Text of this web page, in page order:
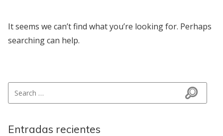
It seems we can’t find what you’re looking for. Perhaps
searching can help.
Search
Entradas recientes